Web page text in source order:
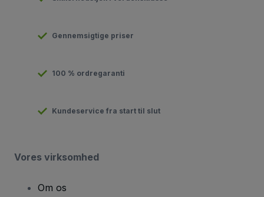
Gennemsigtige priser
100 % ordregaranti
Kundeservice fra start til slut
Vores virksomhed
Om os